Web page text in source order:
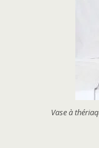
Vase à